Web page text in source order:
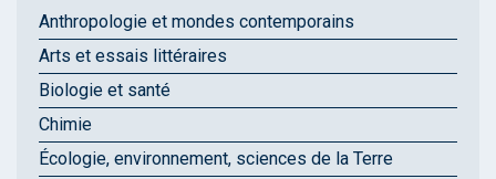
Anthropologie et mondes contemporains
Arts et essais littéraires
Biologie et santé
Chimie
Écologie, environnement, sciences de la Terre